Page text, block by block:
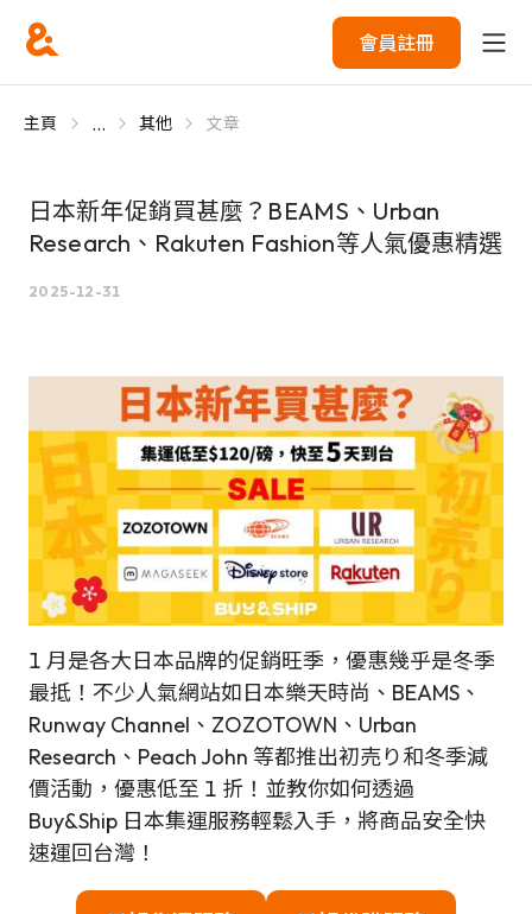
會員註冊
主頁 ... 其他 文章
日本新年促銷買甚麼？BEAMS、Urban
Research、Rakuten Fashion等人氣優惠精選
2025-12-31
1 月是各大日本品牌的促銷旺季，優惠幾乎是冬季
最抵！不少人氣網站如日本樂天時尚、BEAMS、
Runway Channel、ZOZOTOWN、Urban
Research、Peach John 等都推出初売り和冬季減
價活動，優惠低至 1 折！並教你如何透過
Buy&Ship 日本集運服務輕鬆入手，將商品安全快
速運回台灣！